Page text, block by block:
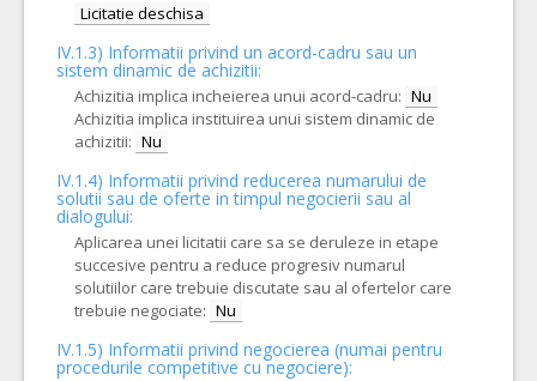
Licitatie deschisa
IV.1.3) Informatii privind un acord-cadru sau un
sistem dinamic de achizitii:
Achizitia implica incheierea unui acord-cadru: Nu
Achizitia implica instituirea unui sistem dinamic de
achizitii: Nu
IV.1.4) Informatii privind reducerea numarului de
solutii sau de oferte in timpul negocierii sau al
dialogului:
Aplicarea unei licitatii care sa se deruleze in etape
succesive pentru a reduce progresiv numarul
solutiilor care trebuie discutate sau al ofertelor care
trebuie negociate: Nu
IV.1.5) Informatii privind negocierea (numai pentru
procedurile competitive cu negociere):